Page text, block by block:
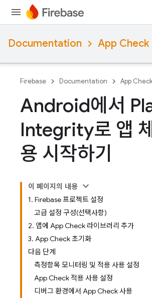
Documentation App Check
Firebase Documentation App
Android에서
Integrity로 앱
용 시작하기
이 페이지의 내용
1. Firebase 프로젝트 설정
고급 설정 구성(선택사항)
2. 앱에 App Check 라이브러리 추가
3. App Check 초기화
다음 단계
측정항목 모니터링 및 적용 사용 설정
App Check 적용 사용 설정
디버그 환경에서 App Check 사용